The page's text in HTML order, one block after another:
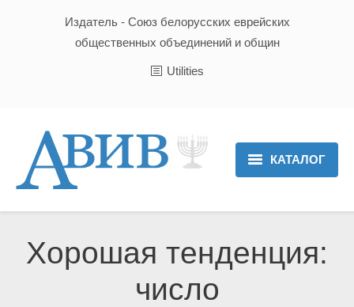
Издатель - Союз белорусских еврейских
общественных объединений и общин
Utilities
КАТАЛОГ
Культура и Традиции
Хорошая тенденция:
число